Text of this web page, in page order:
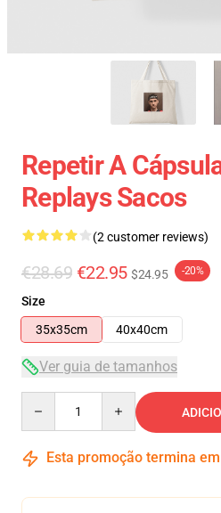
Repetir A
Replays Sacos
(2 customer reviews)
€28.69 €22.95 $24.95 -20%
Size
35x35cm
40x40cm
Ver guia de tamanhos
Esta promoção termina em